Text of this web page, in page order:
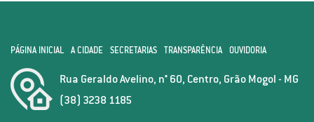
PÁGINA INICIAL A CIDADE SECRETARIAS TRANSPARÊNCIA OUVIDORIA
Rua Geraldo Avelino, n° 60, Centro, Grão Mogol - MG
(38) 3238 1185